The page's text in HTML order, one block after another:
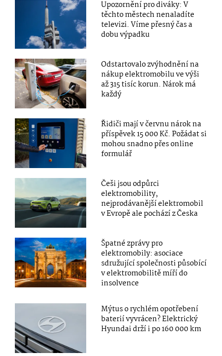
Upozornění pro diváky: V
těchto městech nenaladíte
televizi. Víme přesný čas a
dobu výpadku
Odstartovalo zvýhodnění na
nákup elektromobilu ve výši
až 315 tisíc korun. Nárok má
každý
Řidiči mají v červnu nárok na
příspěvek 15 000 Kč. Požádat si
mohou snadno přes online
formulář
Češi jsou odpůrci
elektromobility,
nejprodávanější elektromobil
v Evropě ale pochází z Česka
Špatné zprávy pro
elektromobily: asociace
sdružující společnosti působící
v elektromobilitě míří do
insolvence
Mýtus o rychlém opotřebení
baterií vyvrácen? Elektrický
Hyundai drží i po 160 000 km